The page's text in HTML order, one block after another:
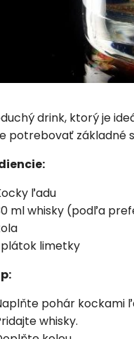
drink, ktorý je
potrebovať základné
ľadu
ml whisky (podľa
plátok limetky
pohár kockami
whisky.